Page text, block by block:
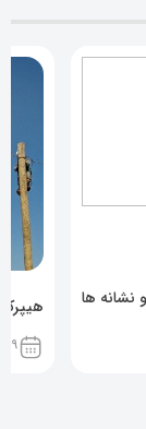
نشانه ها
1169